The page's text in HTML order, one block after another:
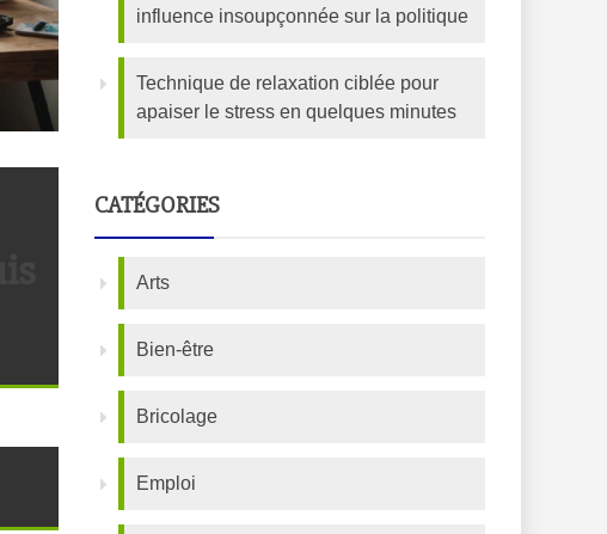
influence insoupçonnée sur la politique
Technique de relaxation ciblée pour
apaiser le stress en quelques minutes
CATÉGORIES
Arts
Bien-être
Bricolage
Emploi